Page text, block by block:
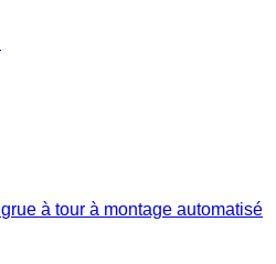
grue à tour à montage automatisé